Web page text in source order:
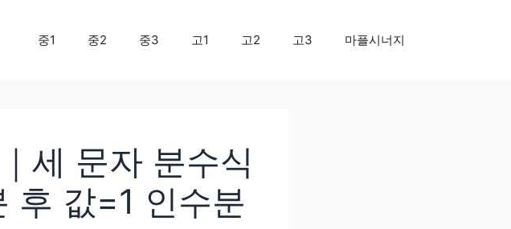
중1 중2 중3 고1 고2 고3 마플시너지
세 문자 분수식
후 값=1 인수분